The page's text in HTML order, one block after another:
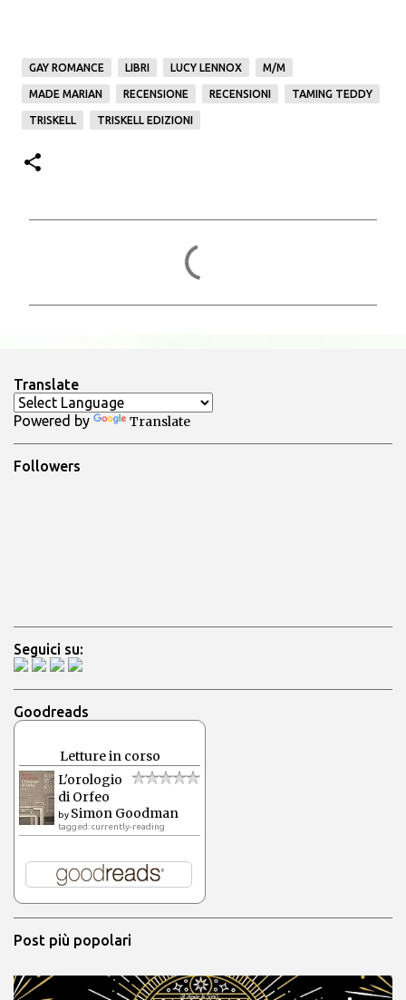
GAY ROMANCE LIBRI LUCY LENNOX M/M
MADE MARIAN RECENSIONE RECENSIONI TAMING TEDDY
TRISKELL TRISKELL EDIZIONI
t
i
Translate
Powered by Translate
Followers
Seguici su:
Goodreads
Letture in corso
L'orologio
di Orfeo
by Simon Goodman
tagged: currently-reading
Post più popolari